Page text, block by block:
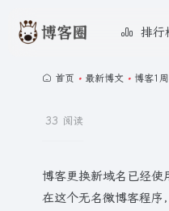
排行
首页 • 最新博文 • 博客1
33 阅读
博客更换新域名已经
在这个无名微博客程